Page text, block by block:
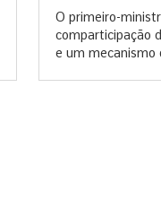
O primeiro-
comparticipação
e um mecanismo